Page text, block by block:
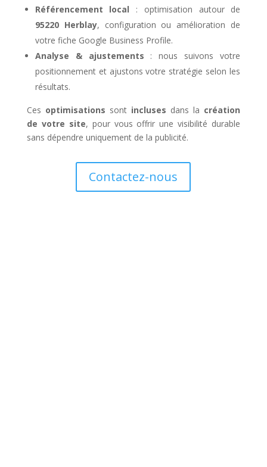
Référencement local : optimisation autour de
95220 Herblay, configuration ou amélioration de
votre fiche Google Business Profile.
Analyse & ajustements : nous suivons votre
positionnement et ajustons votre stratégie selon les
résultats.
Ces optimisations sont incluses dans la création
de votre site, pour vous offrir une visibilité durable
sans dépendre uniquement de la publicité.
Contactez-nous